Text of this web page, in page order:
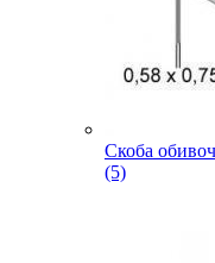
Скоба
(5)